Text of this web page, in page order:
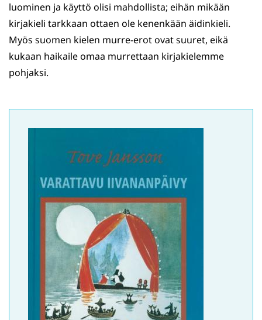
luominen ja käyttö olisi mahdollista; eihän mikään
kirjakieli tarkkaan ottaen ole kenenkään äidinkieli.
Myös suomen kielen murre-erot ovat suuret, eikä
kukaan haikaile omaa murrettaan kirjakielemme
pohjaksi.